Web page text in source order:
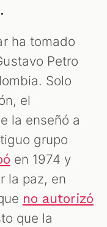
ha tomado
Petro
Solo
el
la enseñó a
grupo
en 1974 y
la paz, en
no autorizó
que la